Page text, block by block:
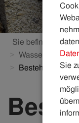
Sie befinden sich
Wasser- und
BestehendenSie